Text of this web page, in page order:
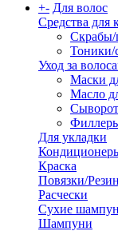
+- Для волос
Средства для
Скрабы/
Тоники/
Уход за
Маски
Масло
Для укладки
Краска
Повязки/
Расчески
Сухие
Шампуни